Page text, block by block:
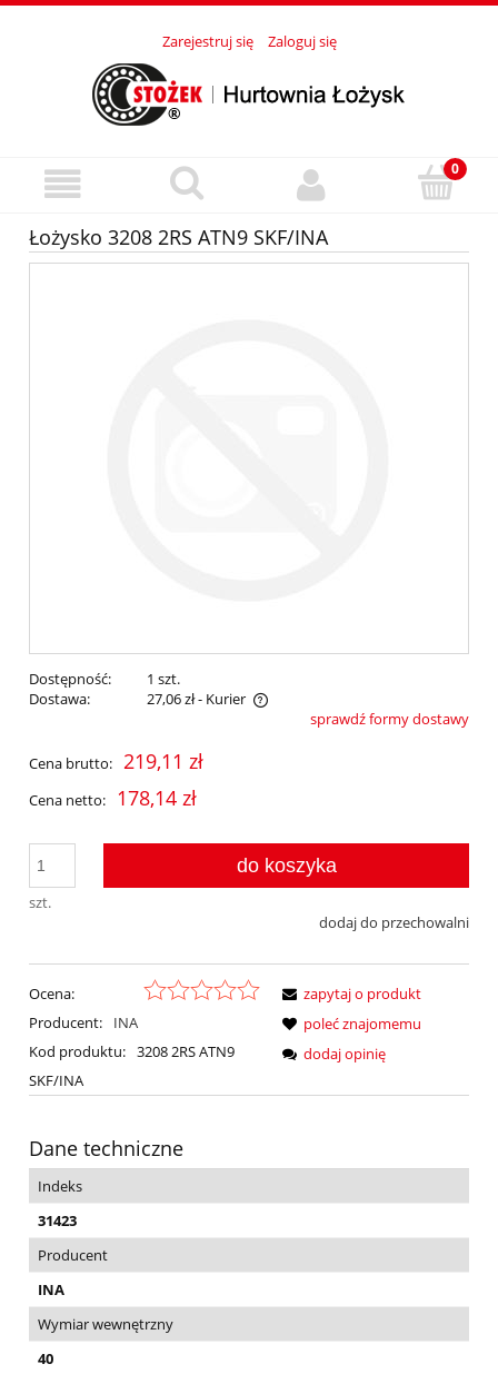
Zarejestruj się Zaloguj się
Łożysko 3208 2RS ATN9 SKF/INA
Dostępność:
1 szt.
Dostawa:
27,06 zł- Kurier
Cena nie zawiera ewentualnych kosztów płatnościsprawdź formy dostawy
Cena brutto: 219,11 zł
Cena netto: 178,14 zł
szt.
do koszyka
dodaj do przechowalni
Ocena:
Producent:
INA
Kod produktu: 3208 2RS ATN9
SKF/INA
zapytaj o produkt
poleć znajomemu
dodaj opinię
Dane techniczne
Indeks
31423
Producent
INA
Wymiar wewnętrzny
40